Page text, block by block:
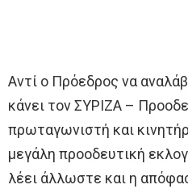
Αντί ο Πρόεδρος να
κάνει τον ΣΥΡΙΖΑ –
πρωταγωνιστή και
μεγάλη προοδευτική
λέει άλλωστε και η